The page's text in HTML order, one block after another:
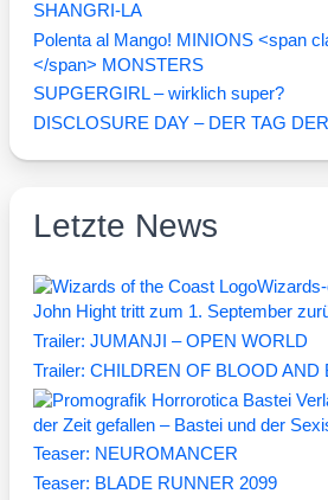
SHANGRI-LA
Polenta al Mango! MINIONS <span
</span> MONSTERS
SUPGERGIRL – wirklich super?
DISCLOSURE DAY – DER TAG
Letzte News
John Hight tritt zum 1. September
Trailer: JUMANJI – OPEN WORLD
Trailer: CHILDREN OF BLOOD AND
der Zeit gefallen – Bastei und der
Teaser: NEUROMANCER
Teaser: BLADE RUNNER 2099